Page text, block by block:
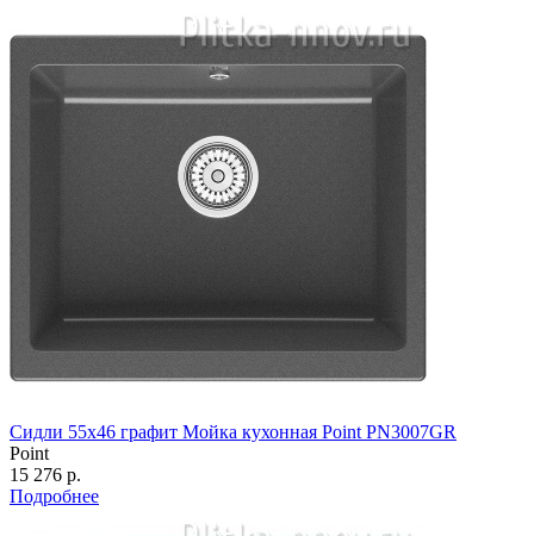
Сидли 55х46 графит Мойка кухонная Point PN3007GR
Point
15 276 р.
Подробнее